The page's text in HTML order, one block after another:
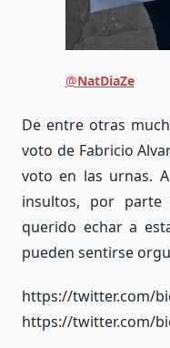
@NatDiaZe
De entre otras
voto de Fabricio
voto en las urnas.
insultos, por parte
querido echar a
pueden sentirse
https://twitter.com/
https://twitter.com/